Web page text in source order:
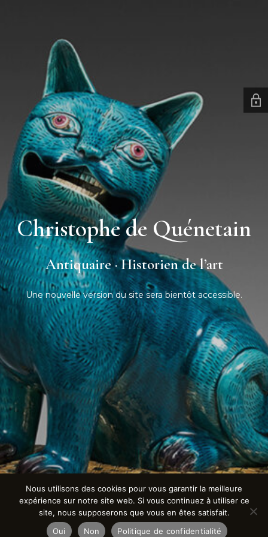
Christophe de Quénetain
Antiquaire · Historien de l’art
Une nouvelle version du site sera bientôt accessible.
Nous utilisons des cookies pour vous garantir la meilleure
expérience sur notre site web. Si vous continuez à utiliser ce
site, nous supposerons que vous en êtes satisfait.
Oui
Non Politique de confidentialité